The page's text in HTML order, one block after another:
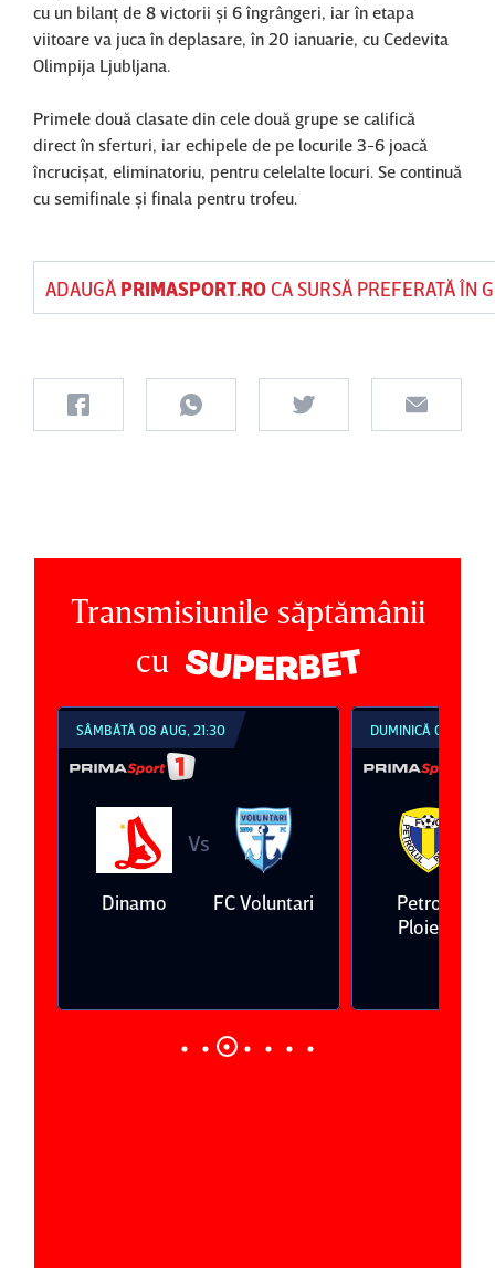
cu un bilanţ de 8 victorii şi 6 îngrângeri, iar în etapa
viitoare va juca în deplasare, în 20 ianuarie, cu Cedevita
Olimpija Ljubljana.
Primele două clasate din cele două grupe se califică
direct în sferturi, iar echipele de pe locurile 3-6 joacă
încrucişat, eliminatoriu, pentru celelalte locuri. Se continuă
cu semifinale şi finala pentru trofeu.
ADAUGĂ PRIMASPORT.ROCA SURSĂ PREFERATĂ ÎN
Transmisiunile săptămânii
cu
SÂMBĂTĂ 08 AUG, 21:30
Dinamo
Vs
FC Voluntari
DUMINICĂ 09 AUG,
Petrolul
Ploieşti